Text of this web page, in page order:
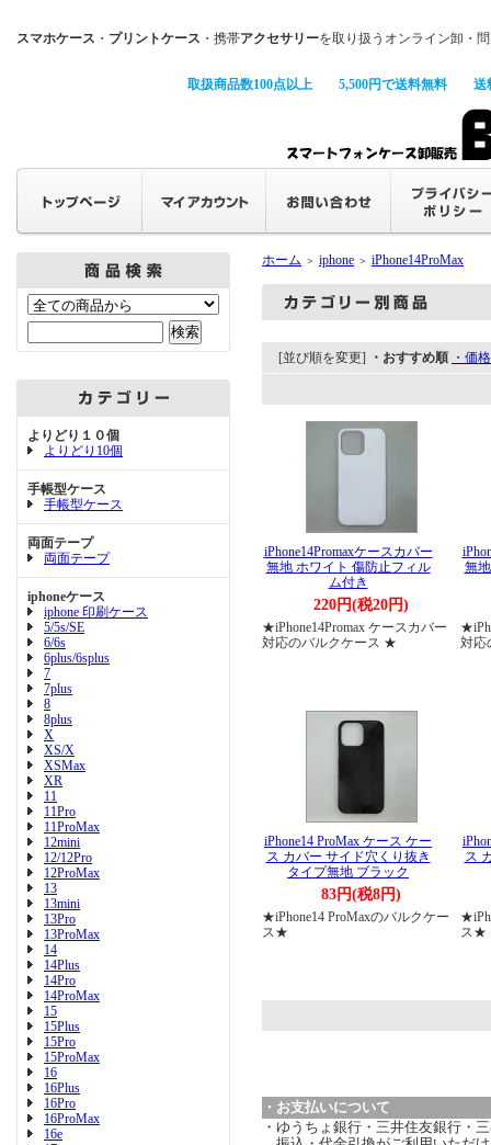
スマホケース ・ プリントケース ・携帯アクセサリーを取り扱うオンライン卸・
取扱商品数100点以上 5,500円で送料無料 送
よりどり１０個
よりどり10個
手帳型ケース
手帳型ケース
両面テープ
両面テープ
iphoneケース
iphone 印刷ケース
5/5s/SE
6/6s
6plus/6splus
7
7plus
8
8plus
X
XS/X
XSMax
XR
11
11Pro
11ProMax
12mini
12/12Pro
12ProMax
13
13mini
13Pro
13ProMax
14
14Plus
14Pro
14ProMax
15
15Plus
15Pro
15ProMax
16
16Plus
16Pro
16ProMax
16e
ホーム ＞ iphone ＞ iPhone14ProMax
[並び順を変更] ・おすすめ順 ・価
iPhone14Promaxケースカバー
無地 ホワイト 傷防止フィル
ム付き
220円(税20円)
★iPhone14Promax ケースカバー
対応のバルクケース ★
無
対応
iPhone14 ProMax ケース ケー
ス カバー サイド穴くり抜き
タイプ無地 ブラック
83円(税8円)
★iPhone14 ProMaxのバルクケー
ス★
ス
ス★
・お支払いについて
・ゆうちょ銀行・三井住友銀行・